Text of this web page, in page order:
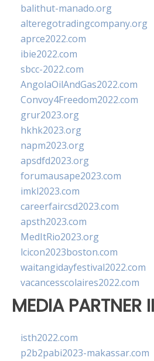
balithut-manado.org
alteregotradingcompany.org
aprce2022.com
ibie2022.com
sbcc-2022.com
AngolaOilAndGas2022.com
Convoy4Freedom2022.com
grur2023.org
hkhk2023.org
napm2023.org
apsdfd2023.org
forumausape2023.com
imkl2023.com
careerfaircsd2023.com
apsth2023.com
MedItRio2023.org
lcicon2023boston.com
waitangidayfestival2022.com
vacancesscolaires2022.com
MEDIA PARTNER II
isth2022.com
p2b2pabi2023-makassar.com